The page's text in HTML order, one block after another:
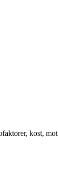
kost,